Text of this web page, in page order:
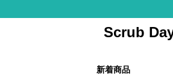
Scrub
新着商品